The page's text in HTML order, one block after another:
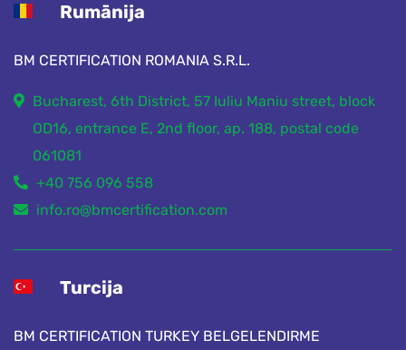
Rumānija
BM CERTIFICATION ROMANIA S.R.L.
Bucharest, 6th District, 57 Iuliu Maniu street, block
OD16, entrance E, 2nd floor, ap. 188, postal code
061081
+40 756 096 558
info.ro@bmcertification.com
Turcija
BM CERTIFICATION TURKEY BELGELENDIRME